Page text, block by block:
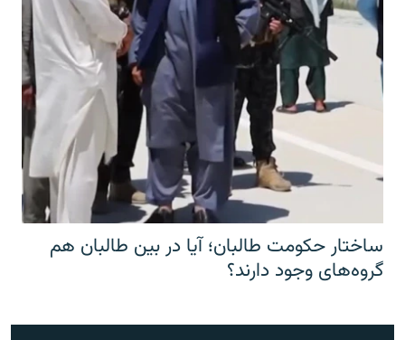
ساختار حکومت طالبان؛ آیا در بین طالبان هم
گروه‌های وجود دارند؟